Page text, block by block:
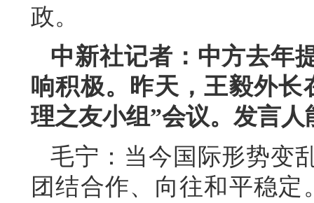
政。
中新社记者：中方去年
响积极。昨天，王毅外
理之友小组”会议。发言
毛宁：当今国际形势变
团结合作、向往和平稳